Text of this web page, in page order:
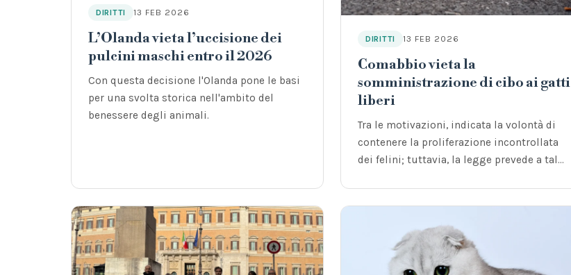
DIRITTI 13 FEB 2026
L’Olanda vieta l’uccisione dei
pulcini maschi entro il 2026
Con questa decisione l'Olanda pone le basi
per una svolta storica nell'ambito del
benessere degli animali.
DIRITTI 13 FEB 2026
Comabbio vieta la
somministrazione di cibo ai gatti
liberi
Tra le motivazioni, indicata la volontà di
contenere la proliferazione incontrollata
dei felini; tuttavia, la legge prevede a tal